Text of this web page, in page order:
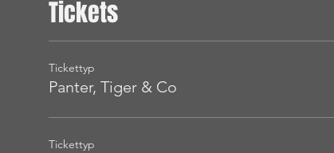
Tickets
Tickettyp
Panter, Tiger & Co
Tickettyp